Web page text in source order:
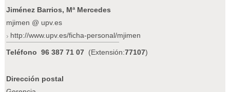
Jiménez Barrios, Mª Mercedes
mjimen @ upv.es
http://www.upv.es/ficha-personal/mjimen
Teléfono 96 387 71 07(Extensión:77107)
Dirección postal